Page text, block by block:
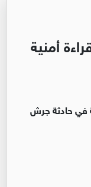
أمنية